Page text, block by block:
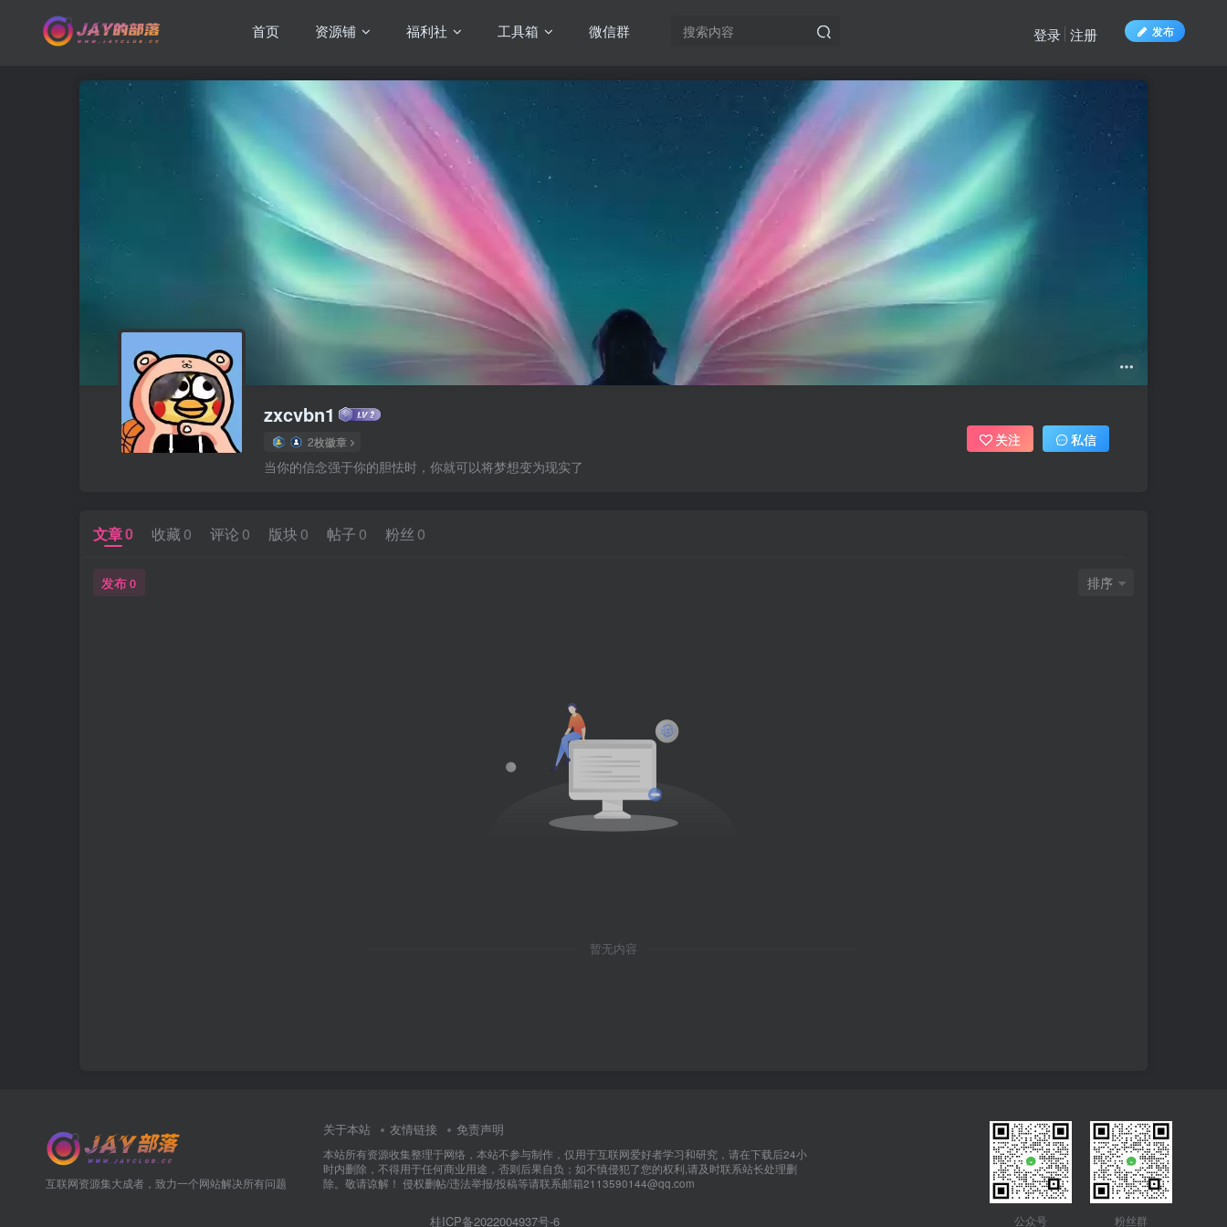
首页 资源铺 福利社 工具箱 微信群 发布
登录 注册
zxcvbn1
2枚徽章
当你的信念强于你的胆怯时，你就可以将梦想变为现实了
关注 私信
文章0 收藏 0 评论 0 版块 0 帖子 0 粉丝 0
发布0 排序
暂无内容
互联网资源集大成者，致力一个网站解决所有问题
关于本站 友情链接 免责声明
本站所有资源收集整理于网络，本站不参与制作，仅用于互联网爱好者学习和研究，请在下载后24小
时内删除，不得用于任何商业用途，否则后果自负；如不慎侵犯了您的权利,请及时联系站长处理删
除。敬请谅解！ 侵权删帖/违法举报/投稿等请联系邮箱2113590144@qq.com
公众号 粉丝群
桂ICP备2022004937号-6